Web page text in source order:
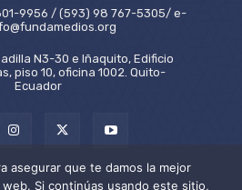
9956 / (593) 98 767-5305/ e-
N3-30 e Iñaquito, Edificio
piso 10, oficina 1002. Quito-
Ecuador
asegurar que te damos la mejor
Si continúas usando este sitio,